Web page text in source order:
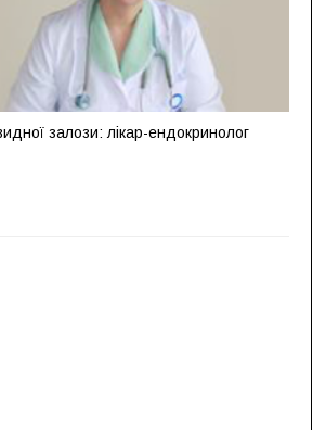
залози: лікар-ендокринолог